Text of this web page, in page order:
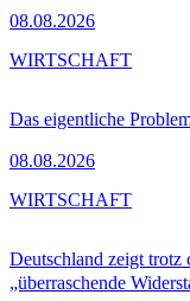
08.08.2026
Das eigentliche
08.08.2026
WIRTSCHAFT
Deutschland zeigt trotz
„überraschende
WIRTSCHAFT